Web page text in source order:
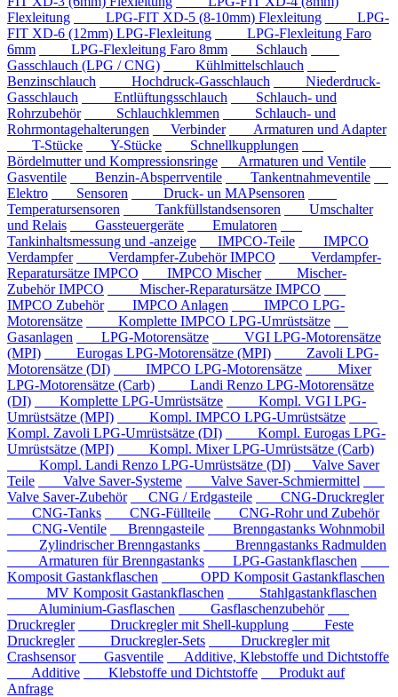
Flexleitung
LPG-FIT XD-5 (8-10mm) Flexleitung
LPG-
FIT XD-6 (12mm) LPG-Flexleitung
LPG-Flexleitung Faro
6mm
LPG-Flexleitung Faro 8mm
Schlauch
Gasschlauch (LPG / CNG)
Kühlmittelschlauch
Benzinschlauch
Hochdruck-Gasschlauch
Niederdruck-
Gasschlauch
Entlüftungsschlauch
Schlauch- und
Rohrzubehör
Schlauchklemmen
Schlauch- und
Rohrmontagehalterungen
Verbinder
Armaturen und Adapter
T-Stücke
Y-Stücke
Schnellkupplungen
Bördelmutter und Kompressionsringe
Armaturen und Ventile
Gasventile
Benzin-Absperrventile
Tankentnahmeventile
Elektro
Sensoren
Druck- un MAPsensoren
Temperatursensoren
Tankfüllstandsensoren
Umschalter
und Relais
Gassteuergeräte
Emulatoren
Tankinhaltsmessung und -anzeige
IMPCO-Teile
IMPCO
Verdampfer
Verdampfer-Zubehör IMPCO
Verdampfer-
Reparatursätze IMPCO
IMPCO Mischer
Mischer-
Zubehör IMPCO
Mischer-Reparatursätze IMPCO
IMPCO Zubehör
IMPCO Anlagen
IMPCO LPG-
Motorensätze
Komplette IMPCO LPG-Umrüstsätze
Gasanlagen
LPG-Motorensätze
VGI LPG-Motorensätze
(MPI)
Eurogas LPG-Motorensätze (MPI)
Zavoli LPG-
Motorensätze (DI)
IMPCO LPG-Motorensätze
Mixer
LPG-Motorensätze (Carb)
Landi Renzo LPG-Motorensätze
(DI)
Komplette LPG-Umrüstsätze
Kompl. VGI LPG-
Umrüstsätze (MPI)
Kompl. IMPCO LPG-Umrüstsätze
Kompl. Zavoli LPG-Umrüstsätze (DI)
Kompl. Eurogas LPG-
Umrüstsätze (MPI)
Kompl. Mixer LPG-Umrüstsätze (Carb)
Kompl. Landi Renzo LPG-Umrüstsätze (DI)
Valve Saver
Teile
Valve Saver-Systeme
Valve Saver-Schmiermittel
Valve Saver-Zubehör
CNG / Erdgasteile
CNG-Druckregler
CNG-Tanks
CNG-Füllteile
CNG-Rohr und Zubehör
CNG-Ventile
Brenngasteile
Brenngastanks Wohnmobil
Zylindrischer Brenngastanks
Brenngastanks Radmulden
Armaturen für Brenngastanks
LPG-Gastankflaschen
Komposit Gastankflaschen
OPD Komposit Gastankflaschen
MV Komposit Gastankflaschen
Stahlgastankflaschen
Aluminium-Gasflaschen
Gasflaschenzubehör
Druckregler
Druckregler mit Shell-kupplung
Feste
Druckregler
Druckregler-Sets
Druckregler mit
Crashsensor
Gasventile
Additive, Klebstoffe und Dichtstoffe
Additive
Klebstoffe und Dichtstoffe
Produkt auf
Anfrage